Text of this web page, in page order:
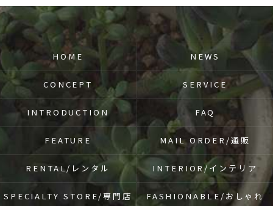
HOME NEWS
CONCEPT SERVICE
INTRODUCTION FAQ
FEATURE MAIL ORDER/通販
RENTAL/レンタル INTERIOR/インテリア
SPECIALTY STORE/専門店 FASHIONABLE/おしゃれ